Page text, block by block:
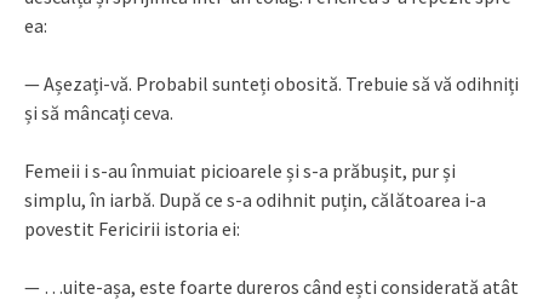
ea:
— Așezați-vă. Probabil sunteți obosită. Trebuie să vă odihniți
și să mâncați ceva.
Femeii i s-au înmuiat picioarele și s-a prăbușit, pur și
simplu, în iarbă. După ce s-a odihnit puțin, călătoarea i-a
povestit Fericirii istoria ei:
— …uite-așa, este foarte dureros când ești considerată atât